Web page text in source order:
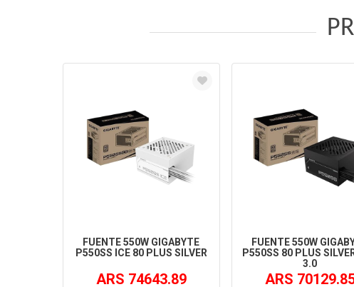
FUENTE 550W GIGABYTE
P550SS ICE 80 PLUS SILVER
ARS 74643.89
FUENTE 550W
P550SS 80 PLUS
3.0
ARS